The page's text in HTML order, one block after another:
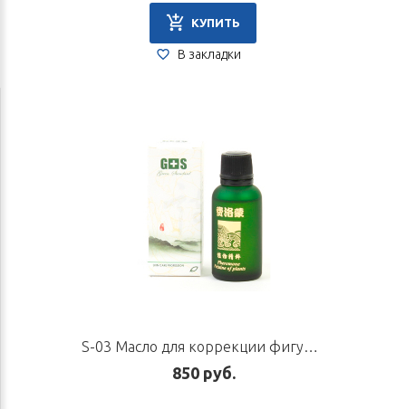
КУПИТЬ
В закладки
S-03 Масло для коррекции фигуры «Стройное тело», 30 мл
850 руб.